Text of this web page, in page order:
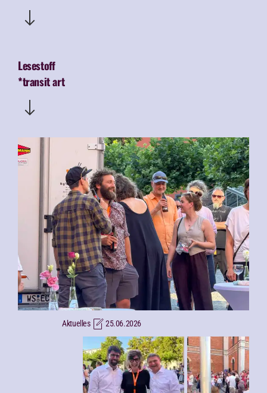
Lesestoff
*transit art
Aktuelles 25.06.2026